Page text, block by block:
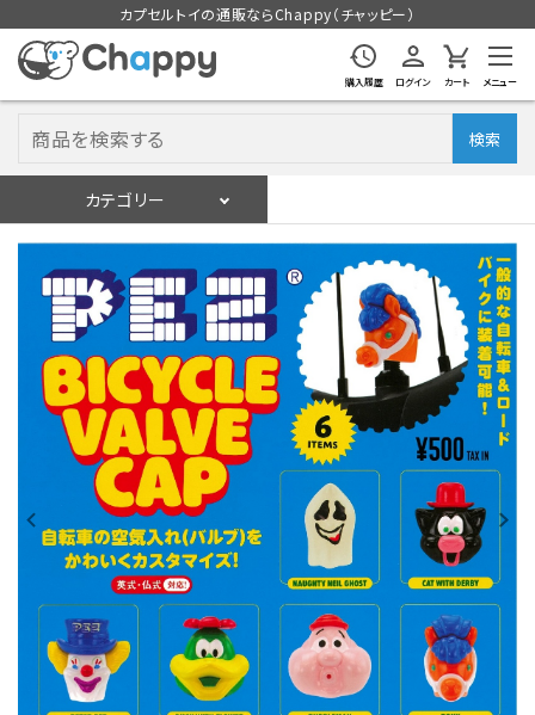
カプセルトイの通販ならChappy（チャッピー）
購入履歴 ログイン カート メニュー
検索
カテゴリー
会員登録
入荷スケジュールをチェック
カプセルトイマシン本体
カプセルトイ
販促用空カプセル
レンタル
景品・玩具・文具
販促用カプセルトイ